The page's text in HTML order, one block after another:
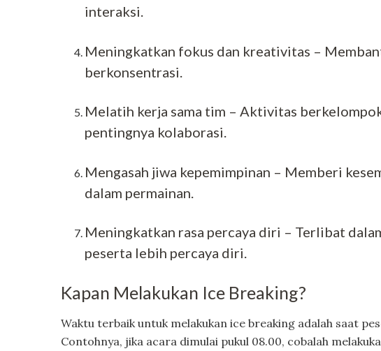
interaksi.
Meningkatkan fokus dan kreativitas –
berkonsentrasi.
Melatih kerja sama tim – Aktivitas
pentingnya kolaborasi.
Mengasah jiwa kepemimpinan – Memberi
dalam permainan.
Meningkatkan rasa percaya diri – Terlibat
peserta lebih percaya diri.
Kapan Melakukan Ice Breaking?
Waktu terbaik untuk melakukan ice breaking adalah saat
Contohnya, jika acara dimulai pukul 08.00, cobalah